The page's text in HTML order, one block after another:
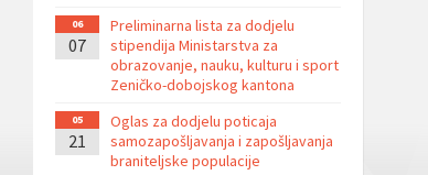
06
07
Preliminarna lista za dodjelu
stipendija Ministarstva za
obrazovanje, nauku, kulturu i sport
Zeničko-dobojskog kantona
05
21
Oglas za dodjelu poticaja
samozapošljavanja i zapošljavanja
braniteljske populacije